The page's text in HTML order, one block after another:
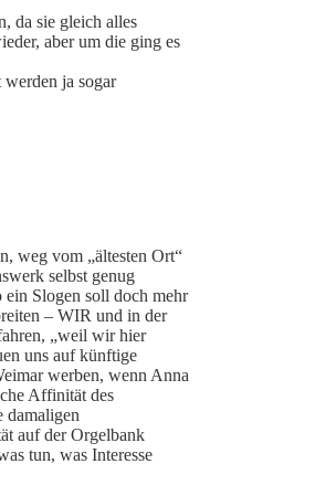
da sie gleich alles
aber um die ging es
ja sogar
weg vom „ältesten Ort“
selbst genug
Slogen soll doch mehr
– WIR und in der
„weil wir hier
uns auf künftige
werben, wenn Anna
Affinität des
damaligen
auf der Orgelbank
tun, was Interesse